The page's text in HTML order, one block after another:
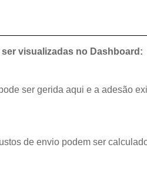
visualizadas no Dashboard:
ser gerida aqui e a adesão
de envio podem ser